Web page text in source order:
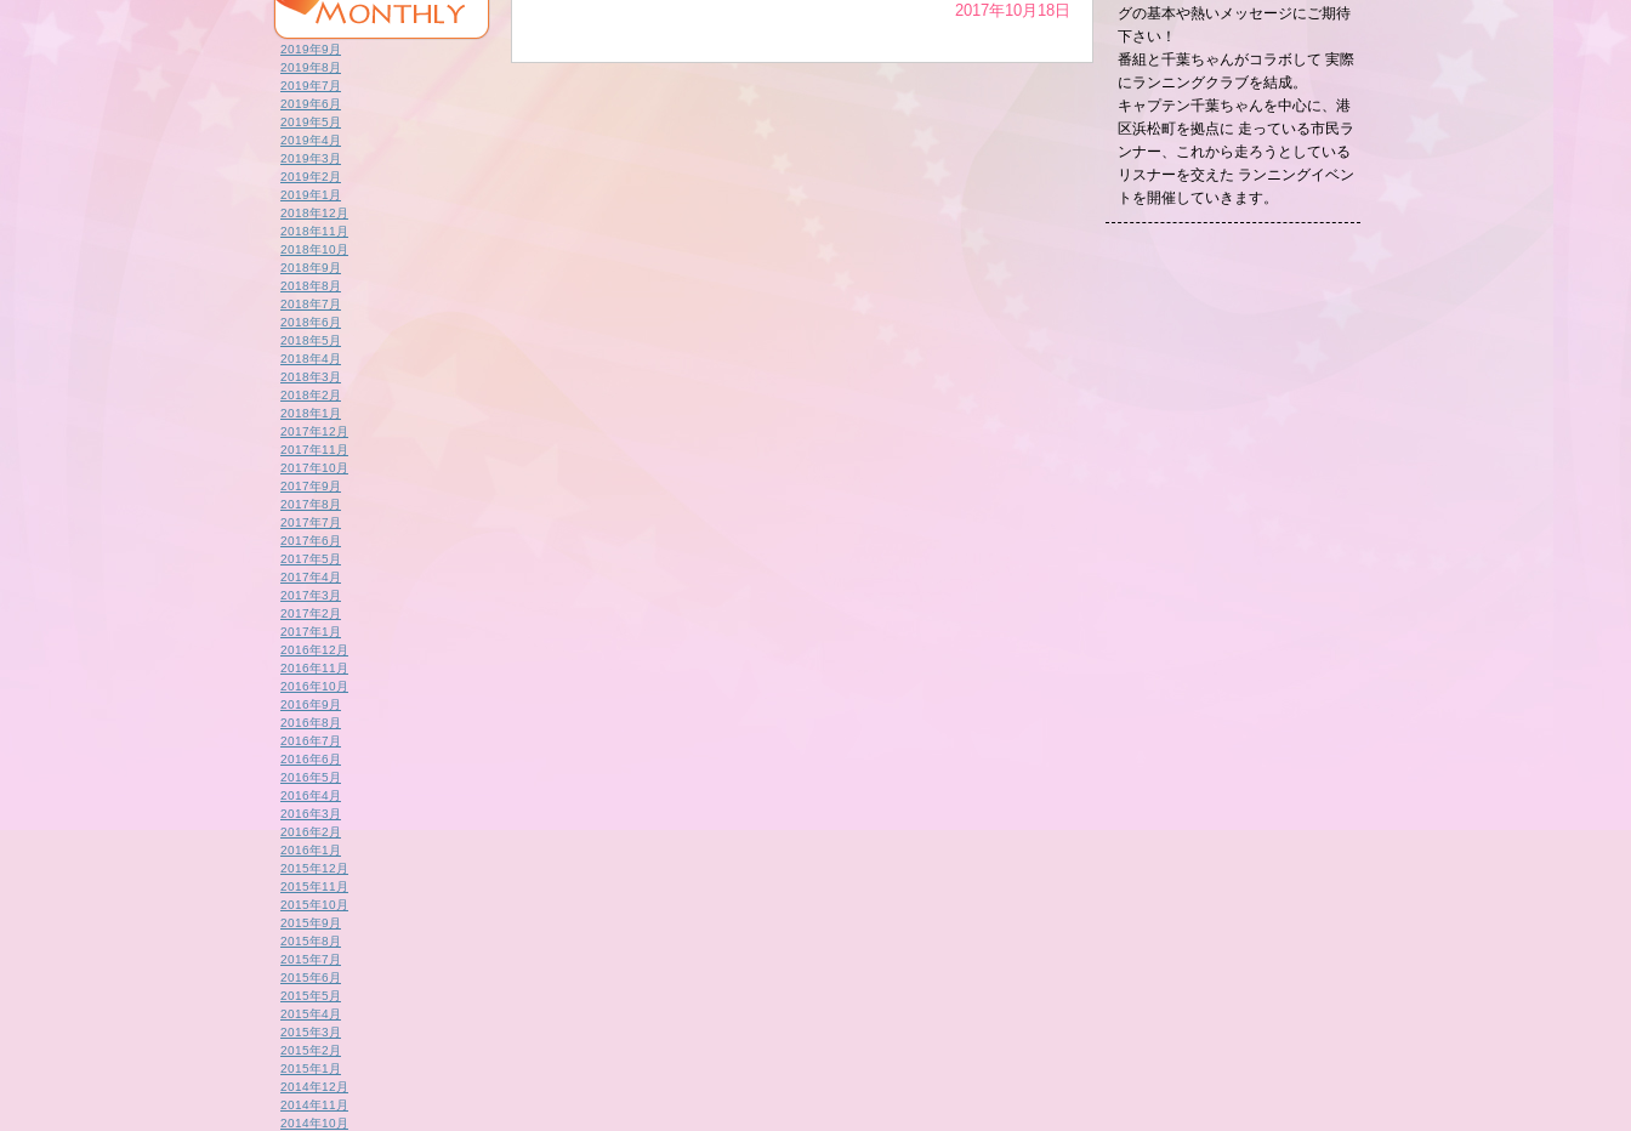
2019年9月
2019年8月
2019年7月
2019年6月
2019年5月
2019年4月
2019年3月
2019年2月
2019年1月
2018年12月
2018年11月
2018年10月
2018年9月
2018年8月
2018年7月
2018年6月
2018年5月
2018年4月
2018年3月
2018年2月
2018年1月
2017年12月
2017年11月
2017年10月
2017年9月
2017年8月
2017年7月
2017年6月
2017年5月
2017年4月
2017年3月
2017年2月
2017年1月
2016年12月
2016年11月
2016年10月
2016年9月
2016年8月
2016年7月
2016年6月
2016年5月
2016年4月
2016年3月
2016年2月
2016年1月
2015年12月
2015年11月
2015年10月
2015年9月
2015年8月
2015年7月
2015年6月
2015年5月
2015年4月
2015年3月
2015年2月
2015年1月
2014年12月
2014年11月
2014年10月
2017年10月18日
グの基本や熱いメッセージにご期待
下さい！
番組と千葉ちゃんがコラボして 実際
にランニングクラブを結成。
キャプテン千葉ちゃんを中心に、港
区浜松町を拠点に 走っている市民ラ
ンナー、これから走ろうとしている
リスナーを交えた ランニングイベン
トを開催していきます。